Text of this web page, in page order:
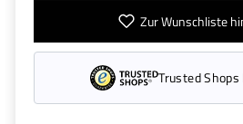
Zur Wunschliste
Trusted